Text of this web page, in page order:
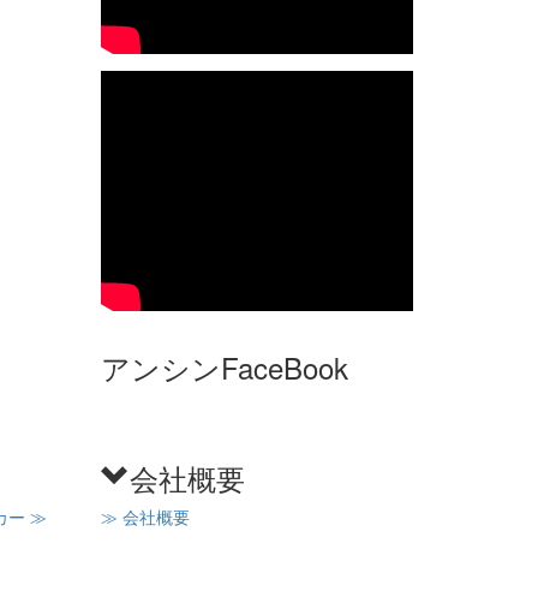
アンシンFaceBook
ー ≫
会社概要
≫ 会社概要